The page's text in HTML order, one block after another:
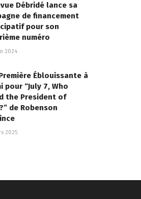
Débridé lance sa
de financement
pour son
numéro
2024
Éblouissante à
pour “July 7, Who
the President of
de Robenson
2025